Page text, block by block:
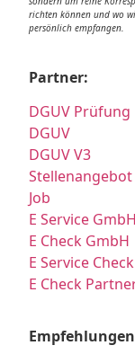
richten können und wo
persönlich empfangen.
Partner:
DGUV Prüfung
DGUV
DGUV V3
Stellenangebot
Job
E Service GmbH
E Check GmbH
E Service
E Check